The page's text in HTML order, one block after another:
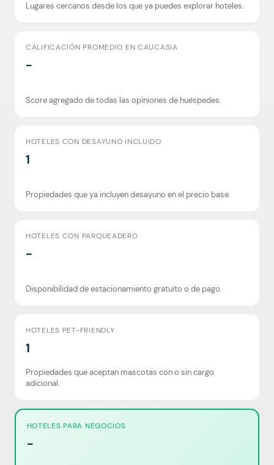
Lugares cercanos desde los que ya puedes explorar hoteles.
CALIFICACIÓN PROMEDIO EN CAUCASIA
-
Score agregado de todas las opiniones de huéspedes.
HOTELES CON DESAYUNO INCLUIDO
1
Propiedades que ya incluyen desayuno en el precio base.
HOTELES CON PARQUEADERO
-
Disponibilidad de estacionamiento gratuito o de pago.
HOTELES PET-FRIENDLY
1
Propiedades que aceptan mascotas con o sin cargo
adicional.
HOTELES PARA NEGOCIOS
-